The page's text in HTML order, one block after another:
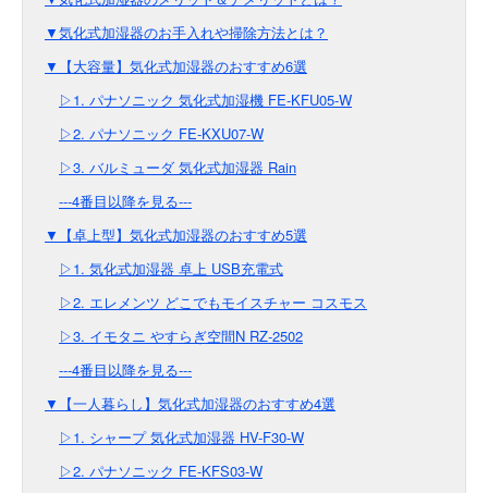
▼気化式加湿器のお手入れや掃除方法とは？
▼【大容量】気化式加湿器のおすすめ6選
▷1. パナソニック 気化式加湿機 FE-KFU05-W
▷2. パナソニック FE-KXU07-W
▷3. バルミューダ 気化式加湿器 Rain
---4番目以降を見る---
▼【卓上型】気化式加湿器のおすすめ5選
▷1. 気化式加湿器 卓上 USB充電式
▷2. エレメンツ どこでもモイスチャー コスモス
▷3. イモタニ やすらぎ空間N RZ-2502
---4番目以降を見る---
▼【一人暮らし】気化式加湿器のおすすめ4選
▷1. シャープ 気化式加湿器 HV-F30-W
▷2. パナソニック FE-KFS03-W